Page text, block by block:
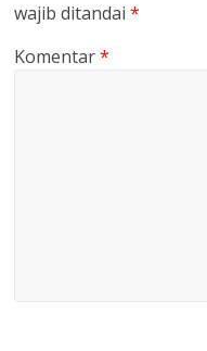
wajib ditandai*
Komentar*